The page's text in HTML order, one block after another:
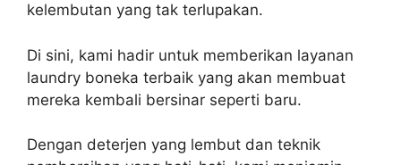
kelembutan yang tak terlupakan.
Di sini, kami hadir untuk memberikan layanan
laundry boneka terbaik yang akan membuat
mereka kembali bersinar seperti baru.
Dengan deterjen yang lembut dan teknik